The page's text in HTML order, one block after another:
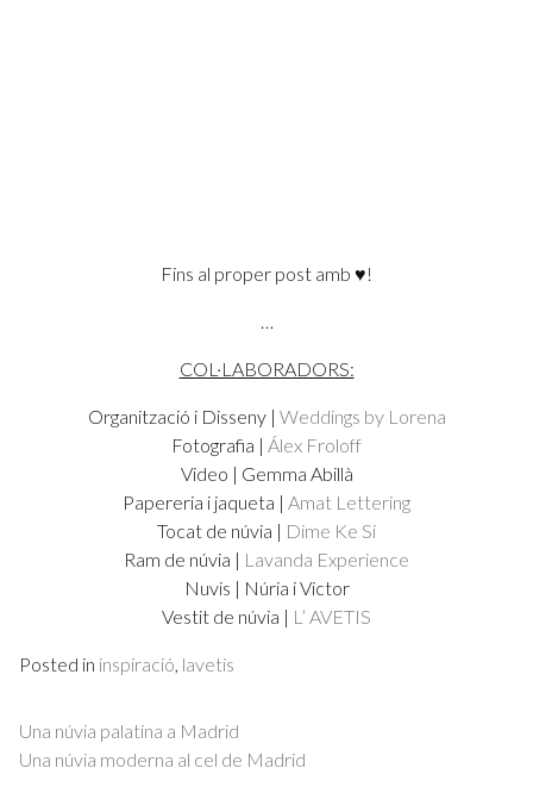
Fins al proper post amb ♥!
…
COL·LABORADORS:
Organització i Disseny | Weddings by Lorena
Fotografia | Álex Froloff
Video | Gemma Abillà
Papereria i jaqueta | Amat Lettering
Tocat de núvia | Dime Ke Si
Ram de núvia | Lavanda Experience
Nuvis | Núria i Victor
Vestit de núvia | L’ AVETIS
Posted in inspiració, lavetis
Post
navigation
Una núvia palatina a Madrid
Una núvia moderna al cel de Madrid